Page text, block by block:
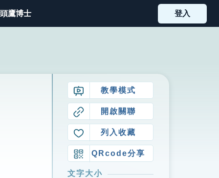
鷹博士 登入
教學模式
開啟關聯
列入收藏
QRcode分享
文字大小